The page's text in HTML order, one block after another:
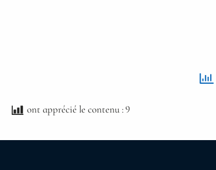
ont apprécié le contenu :9